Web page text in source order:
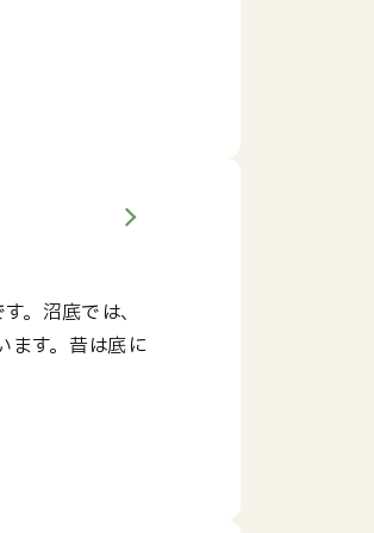
。沼底では、
す。昔は底に